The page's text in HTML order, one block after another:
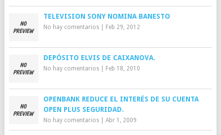
TELEVISION SONY NOMINA BANESTO
No hay comentarios| Feb 29, 2012
DEPÓSITO ELVIS DE CAIXANOVA.
No hay comentarios| Feb 18, 2010
OPENBANK REDUCE EL INTERÉS DE SU CUENTA
OPEN PLUS SEGURIDAD.
No hay comentarios| Abr 1, 2009